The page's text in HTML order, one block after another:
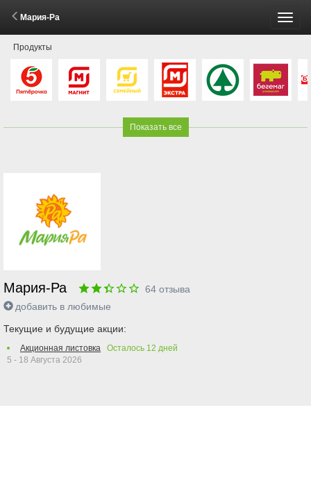
Мария-Ра
Продукты
Показать все
Мария-Ра 64 отзыва
добавить в любимые
Текущие и будущие акции:
Акционная листовка Осталось 12 дней
5 - 18 Августа 2026